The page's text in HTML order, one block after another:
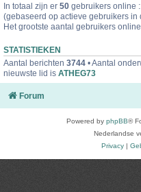
In totaal zijn er 50 gebruikers online
(gebaseerd op actieve gebruikers in
Het grootste aantal gebruikers
STATISTIEKEN
Aantal berichten 3744 • Aantal
nieuwste lid is ATHEG73
Forum
Powered by phpBB®
Nederlandse
Privacy |